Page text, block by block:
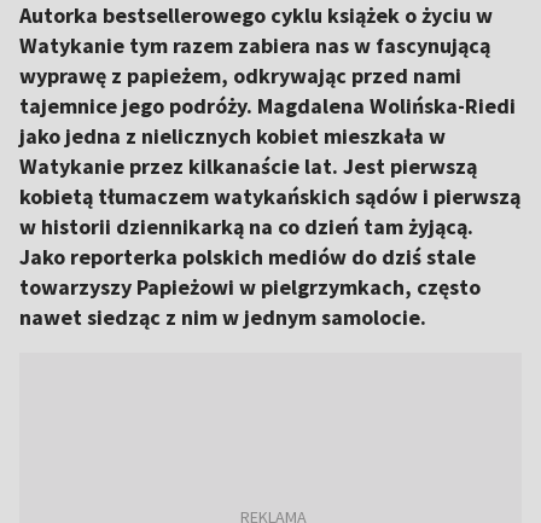
Autorka bestsellerowego cyklu książek o życiu w
Watykanie tym razem zabiera nas w fascynującą
wyprawę z papieżem, odkrywając przed nami
tajemnice jego podróży. Magdalena Wolińska­-Riedi
jako jedna z nielicznych kobiet mieszkała w
Watykanie przez kilkanaście lat. Jest pierwszą
kobietą tłumaczem watykańskich sądów i pierwszą
w historii dziennikarką na co dzień tam żyjącą.
Jako reporterka polskich mediów do dziś stale
towarzyszy Papieżowi w pielgrzymkach, często
nawet siedząc z nim w jednym samolocie.